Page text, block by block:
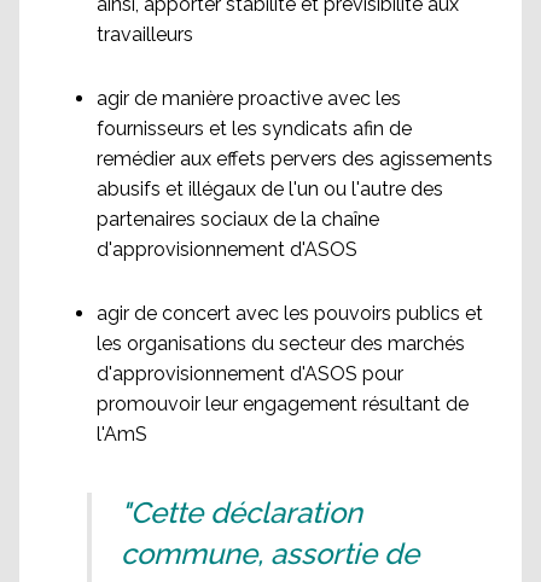
ainsi, apporter stabilité et prévisibilité aux
travailleurs
agir de manière proactive avec les
fournisseurs et les syndicats afin de
remédier aux effets pervers des agissements
abusifs et illégaux de l'un ou l'autre des
partenaires sociaux de la chaîne
d'approvisionnement d'ASOS
agir de concert avec les pouvoirs publics et
les organisations du secteur des marchés
d'approvisionnement d'ASOS pour
promouvoir leur engagement résultant de
l'AmS
"Cette déclaration
commune, assortie de